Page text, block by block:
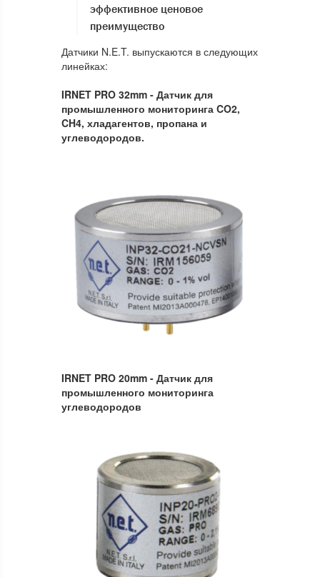
эффективное ценовое
преимущество
Датчики N.E.T. выпускаются в следующих
линейках:
IRNET PRO 32mm - Датчик для
промышленного мониторинга CO2,
CH4, хладагентов, пропана и
углеводородов.
IRNET PRO 20mm - Датчик для
промышленного мониторинга
углеводородов